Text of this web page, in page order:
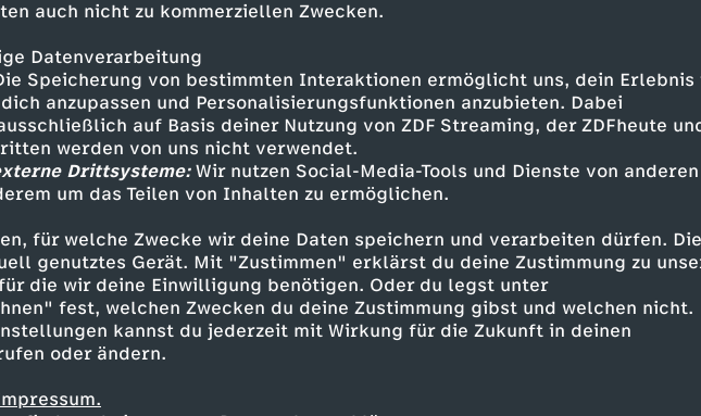
auch nicht zu kommerziellen Zwecken.
Datenverarbeitung
Speicherung von bestimmten Interaktionen ermöglicht uns, dein Erlebnis
anzupassen und Personalisierungsfunktionen anzubieten. Dabei
auf Basis deiner Nutzung von ZDF Streaming, der ZDFheute
werden von uns nicht verwendet.
Drittsysteme:Wir nutzen Social-Media-Tools und Dienste von anderen
um das Teilen von Inhalten zu ermöglichen.
für welche Zwecke wir deine Daten speichern und verarbeiten dürfen.
genutztes Gerät. Mit "Zustimmen" erklärst du deine Zustimmung zu
die wir deine Einwilligung benötigen. Oder du legst unter
fest, welchen Zwecken du deine Zustimmung gibst und welchen nicht.
kannst du jederzeit mit Wirkung für die Zukunft in deinen
oder ändern.
Inhalte entdecken
Magazin aufschlussreich phoenix der tag